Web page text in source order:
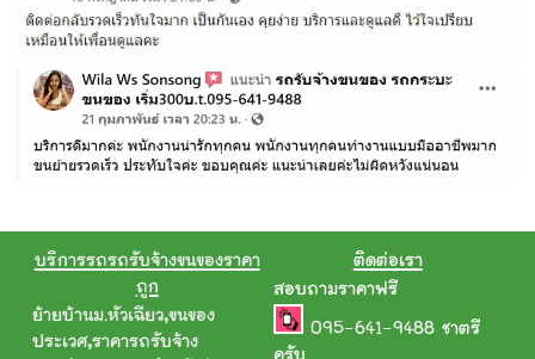
บริการรถรถรับจ้างขนของราคา
ถูก
ย้ายบ้านม.หัวเฉียว,ขนของ
ประเวศ,ราคารถรับจ้าง
ติดต่อเรา
สอบถามราคาฟรี
095-641-9488 ชาตรี